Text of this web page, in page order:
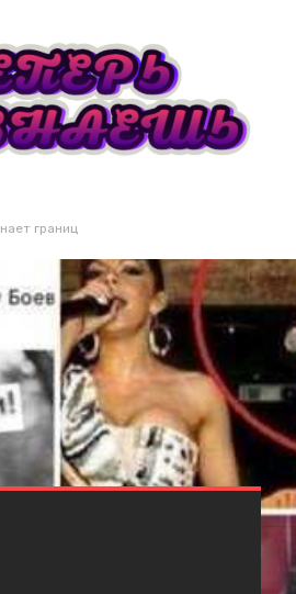
границ